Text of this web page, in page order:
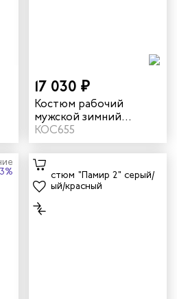
17 030 ₽
Костюм рабочий
мужской зимний
"Памир-Норд" 4 и
особый климатический
пояс цвет серый/
черный/красный
КОС655